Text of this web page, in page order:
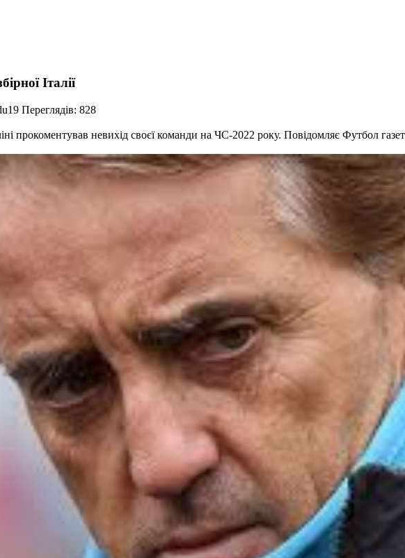
Італії
Переглядів: 828
прокоментував невихід своєї команди на ЧС-2022 року. Повідомляє Футбол